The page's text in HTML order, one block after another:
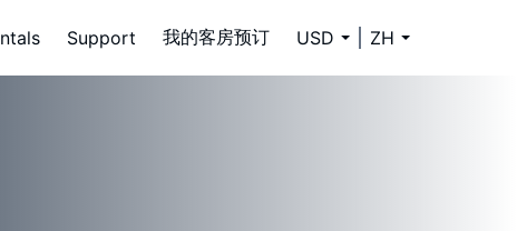
Support 我的客房预订 USD ZH